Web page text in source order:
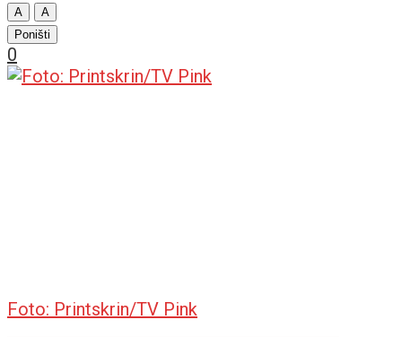
A
A
Poništi
0
Foto: Printskrin/TV Pink